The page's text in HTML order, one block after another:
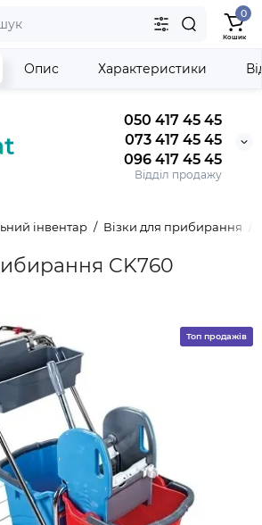
050 417 45 45
073 417 45 45
096 417 45 45
Відділ продажу
0
Кошик
інвентар Візки для прибирання
CK760
Опис Характеристики
Топ продажів